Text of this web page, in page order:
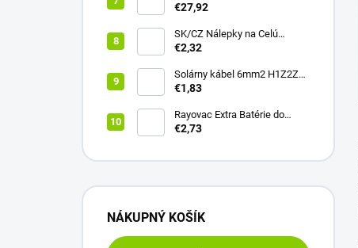
GJKNX pre Dell Latitude 5280
5580 5590 5591 Precision
3520 3530
€27,92
SK/CZ Nálepky na Celú
Klávesnicu - Notebook & PC
€2,32
Solárny kábel 6mm2 H1Z2Z2-
K Červený – Metráž
€1,83
Rayovac Extra Batérie do
načúvacích prístrojov 10 /
€2,73
NÁKUPNÝ KOŠÍK